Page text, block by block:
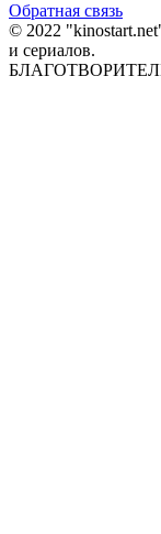
Обратная связь
© 2022
и сериалов.